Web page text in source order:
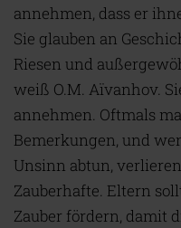
annehmen, dass er
Sie glauben an
Riesen und
weiß O.M. Aïvanhov.
annehmen. Oftmals
Bemerkungen, und
Unsinn abtun,
Zauberhafte. Eltern
Zauber fördern, damit